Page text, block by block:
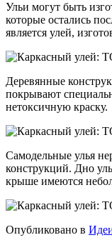
Ульи могут быть
которые остались
является улей,
Деревянные
покрывают
нетоксичную краску.
Самодельные улья
конструкций. Дно
крыше имеются
Опубликовано в